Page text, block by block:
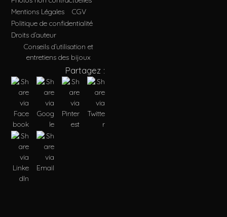
Mentions Légales
CGV
Politique de confidentialité
Droits d’auteur
Conseils d’utilisation et
entretiens des bijoux
Partagez :